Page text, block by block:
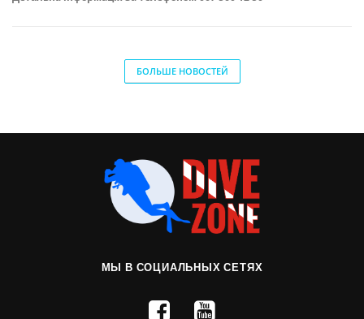
БОЛЬШЕ НОВОСТЕЙ
МЫ В СОЦИАЛЬНЫХ СЕТЯХ